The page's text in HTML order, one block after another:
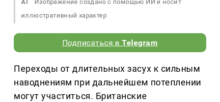
AI
Изображение создано с помощью ИИ и носит
иллюстративный характер
Подписаться вTelegram
Переходы от длительных засух к сильным
наводнениям при дальнейшем потеплении
могут участиться. Британские